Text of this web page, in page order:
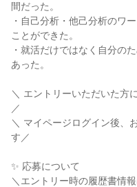
間だった。
・自己分析・他己分析のワ
ことができた。
・就活だけではなく自分の
あった。
＼ エントリーいただいた方
／
＼ マイページログイン後、
す／
✨ 応募について
＼エントリー時の履歴書情